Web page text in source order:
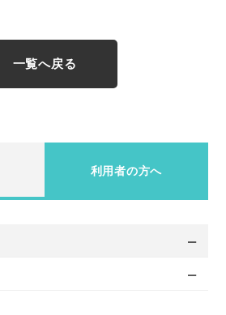
一覧へ戻る
利用者の方へ